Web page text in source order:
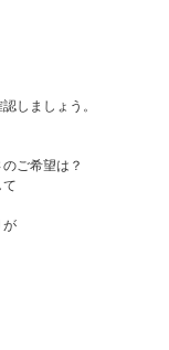
しましょう。
ご希望は？
が